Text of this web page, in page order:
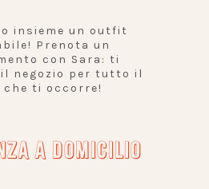
insieme un outfit
Prenota un
con Sara: ti
negozio per tutto il
che ti occorre!
A DOMICILIO